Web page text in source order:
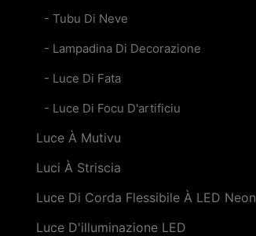
- Tubu Di Neve
- Lampadina Di Decorazione
- Luce Di Fata
- Luce Di Focu D'artificiu
Luce À Mutivu
Luci À Striscia
Luce Di Corda Flessibile À LED Neon
Luce D'illuminazione LED